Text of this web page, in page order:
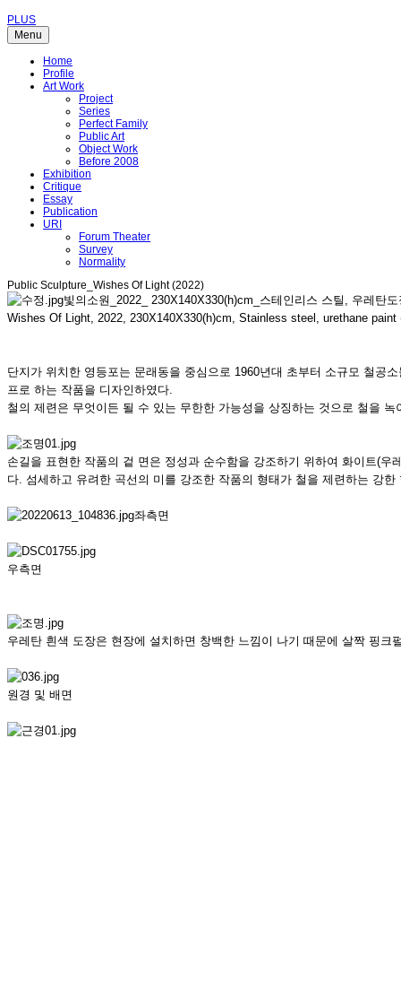
PLUS
Menu
Home
Profile
Art Work
Project
Series
Perfect Family
Public Art
Object Work
Before 2008
Exhibition
Critique
Essay
Publication
URI
Forum Theater
Survey
Normality
Public Sculpture_Wishes Of Light (2022)
빛의소원_2022_ 230X140X330(h)cm_스테인리스 스틸, 우레탄
Wishes Of Light, 2022, 230X140X330(h)cm, Stainless steel, urethane
단지가 위치한 영등포는 문래동을 중심으로 1960년대 초부터 소규모 철공
프로 하는 작품을 디자인하였다.
철의 제련은 무엇이든 될 수 있는 무한한 가능성을 상징하는 것으로 철을
손길을 표현한 작품의 겉 면은 정성과 순수함을 강조하기 위하여 화이트(
다. 섬세하고 유려한 곡선의 미를 강조한 작품의 형태가 철을 제련하는 강
좌측면
우측면
우레탄 흰색 도장은 현장에 설치하면 창백한 느낌이 나기 때문에 살짝 핑크
원경 및 배면